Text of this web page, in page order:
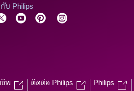
บ Philips
ชีพ ติดต่อ Philips Philips